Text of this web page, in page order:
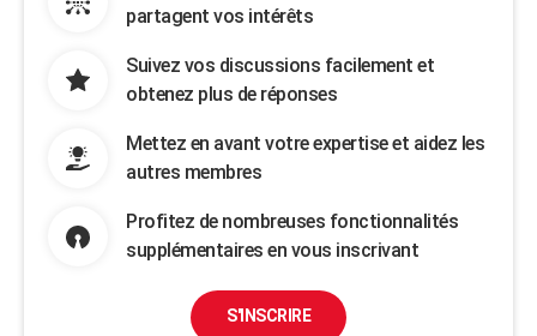
partagent vos intérêts
Suivez vos discussions facilement et
obtenez plus de réponses
Mettez en avant votre expertise et aidez les
autres membres
Profitez de nombreuses fonctionnalités
supplémentaires en vous inscrivant
S'INSCRIRE